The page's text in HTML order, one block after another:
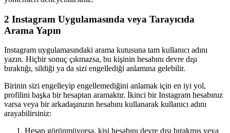
2 Instagram Uygulamasında veya Tarayıcıda
Arama Yapın
Instagram uygulamasındaki arama kutusuna tam kullanıcı adını
yazın. Hiçbir sonuç çıkmazsa, bu kişinin hesabını devre dışı
bıraktığı, sildiği ya da sizi engellediği anlamına gelebilir.
Birinin sizi engelleyip engellemediğini anlamak için en iyi yol,
profilini başka bir hesaptan aramaktır. İkinci bir Instagram hesabınız
varsa veya bir arkadaşınızın hesabını kullanarak kullanıcı adını
arayabilirsiniz:
Hesap görünmüyorsa, kişi hesabını devre dışı bırakmış veya